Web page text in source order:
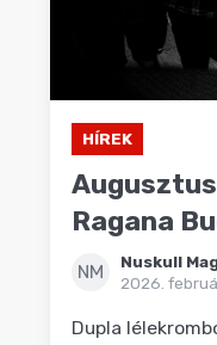
HÍREK
Ragana
NM
Nuskull
2026.
Dupla